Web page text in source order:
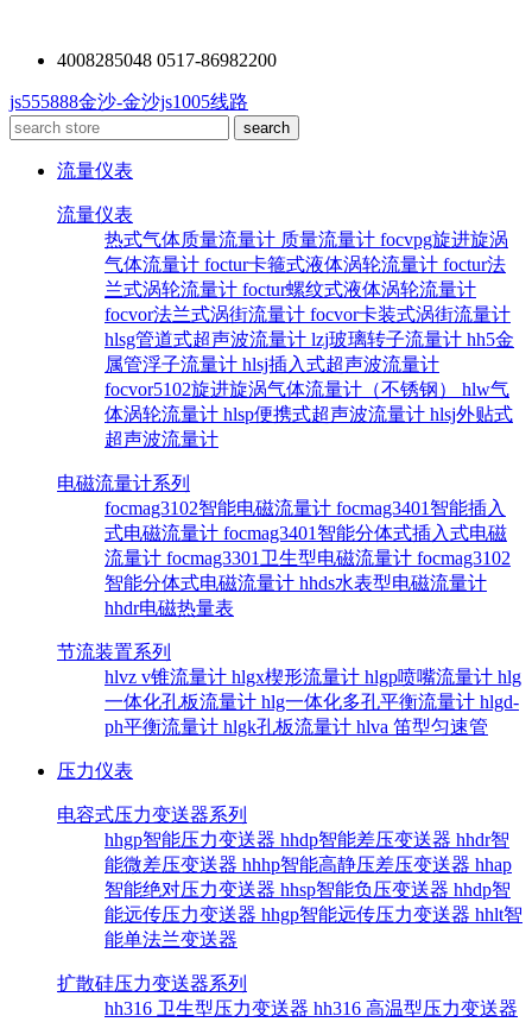
4008285048 0517-86982200
js555888金沙-金沙js1005线路
流量仪表
流量仪表
热式气体质量流量计 质量流量计 focvpg旋进旋涡
气体流量计 foctur卡箍式液体涡轮流量计 foctur法
兰式涡轮流量计 foctur螺纹式液体涡轮流量计
focvor法兰式涡街流量计 focvor卡装式涡街流量计
hlsg管道式超声波流量计 lzj玻璃转子流量计 hh5金
属管浮子流量计 hlsj插入式超声波流量计
focvor5102旋进旋涡气体流量计（不锈钢） hlw气
体涡轮流量计 hlsp便携式超声波流量计 hlsj外贴式
超声波流量计
电磁流量计系列
focmag3102智能电磁流量计 focmag3401智能插入
式电磁流量计 focmag3401智能分体式插入式电磁
流量计 focmag3301卫生型电磁流量计 focmag3102
智能分体式电磁流量计 hhds水表型电磁流量计
hhdr电磁热量表
节流装置系列
hlvz v锥流量计 hlgx楔形流量计 hlgp喷嘴流量计 hlg
一体化孔板流量计 hlg一体化多孔平衡流量计 hlgd-
ph平衡流量计 hlgk孔板流量计 hlva 笛型匀速管
压力仪表
电容式压力变送器系列
hhgp智能压力变送器 hhdp智能差压变送器 hhdr智
能微差压变送器 hhhp智能高静压差压变送器 hhap
智能绝对压力变送器 hhsp智能负压变送器 hhdp智
能远传压力变送器 hhgp智能远传压力变送器 hhlt智
能单法兰变送器
扩散硅压力变送器系列
hh316 卫生型压力变送器 hh316 高温型压力变送器